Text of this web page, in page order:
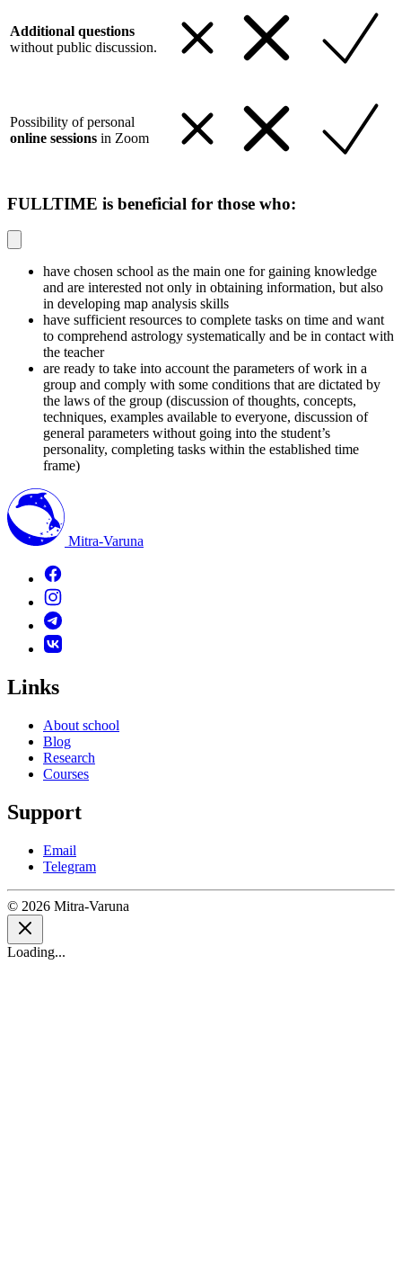
Additional questions
without public discussion.
Possibility of personal
online sessions in Zoom
FULLTIME is beneficial for those who:
have chosen school as the main one for gaining knowledge
and are interested not only in obtaining information, but also
in developing map analysis skills
have sufficient resources to complete tasks on time and want
to comprehend astrology systematically and be in contact with
the teacher
are ready to take into account the parameters of work in a
group and comply with some conditions that are dictated by
the laws of the group (discussion of thoughts, concepts,
techniques, examples available to everyone, discussion of
general parameters without going into the student’s
personality, completing tasks within the established time
frame)
Mitra-Varuna
Links
About school
Blog
Research
Courses
Support
Email
Telegram
© 2026 Mitra-Varuna
Loading...